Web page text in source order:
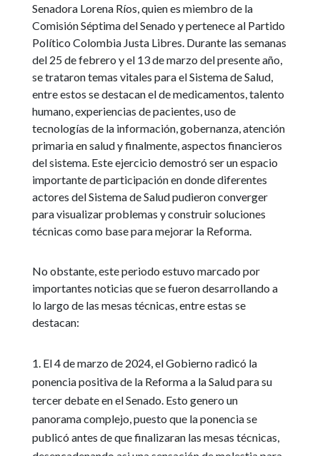
Senadora Lorena Ríos, quien es miembro de la
Comisión Séptima del Senado y pertenece al Partido
Político Colombia Justa Libres. Durante las semanas
del 25 de febrero y el 13 de marzo del presente año,
se trataron temas vitales para el Sistema de Salud,
entre estos se destacan el de medicamentos, talento
humano, experiencias de pacientes, uso de
tecnologías de la información, gobernanza, atención
primaria en salud y finalmente, aspectos financieros
del sistema. Este ejercicio demostró ser un espacio
importante de participación en donde diferentes
actores del Sistema de Salud pudieron converger
para visualizar problemas y construir soluciones
técnicas como base para mejorar la Reforma.
No obstante, este periodo estuvo marcado por
importantes noticias que se fueron desarrollando a
lo largo de las mesas técnicas, entre estas se
destacan:
El 4 de marzo de 2024, el Gobierno radicó la
ponencia positiva de la Reforma a la Salud para su
tercer debate en el Senado. Esto genero un
panorama complejo, puesto que la ponencia se
publicó antes de que finalizaran las mesas técnicas,